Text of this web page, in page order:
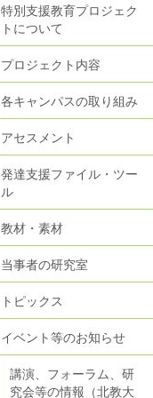
特別支援教育プロジェク
トについて
プロジェクト内容
各キャンパスの取り組み
アセスメント
発達支援ファイル・ツー
ル
教材・素材
当事者の研究室
トピックス
イベント等のお知らせ
講演、フォーラム、研
究会等の情報（北教大